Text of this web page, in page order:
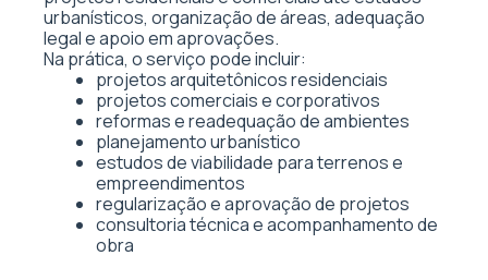
urbanísticos, organização de áreas, adequação
legal e apoio em aprovações.
Na prática, o serviço pode incluir:
projetos arquitetônicos residenciais
projetos comerciais e corporativos
reformas e readequação de ambientes
planejamento urbanístico
estudos de viabilidade para terrenos e
empreendimentos
regularização e aprovação de projetos
consultoria técnica e acompanhamento de
obra